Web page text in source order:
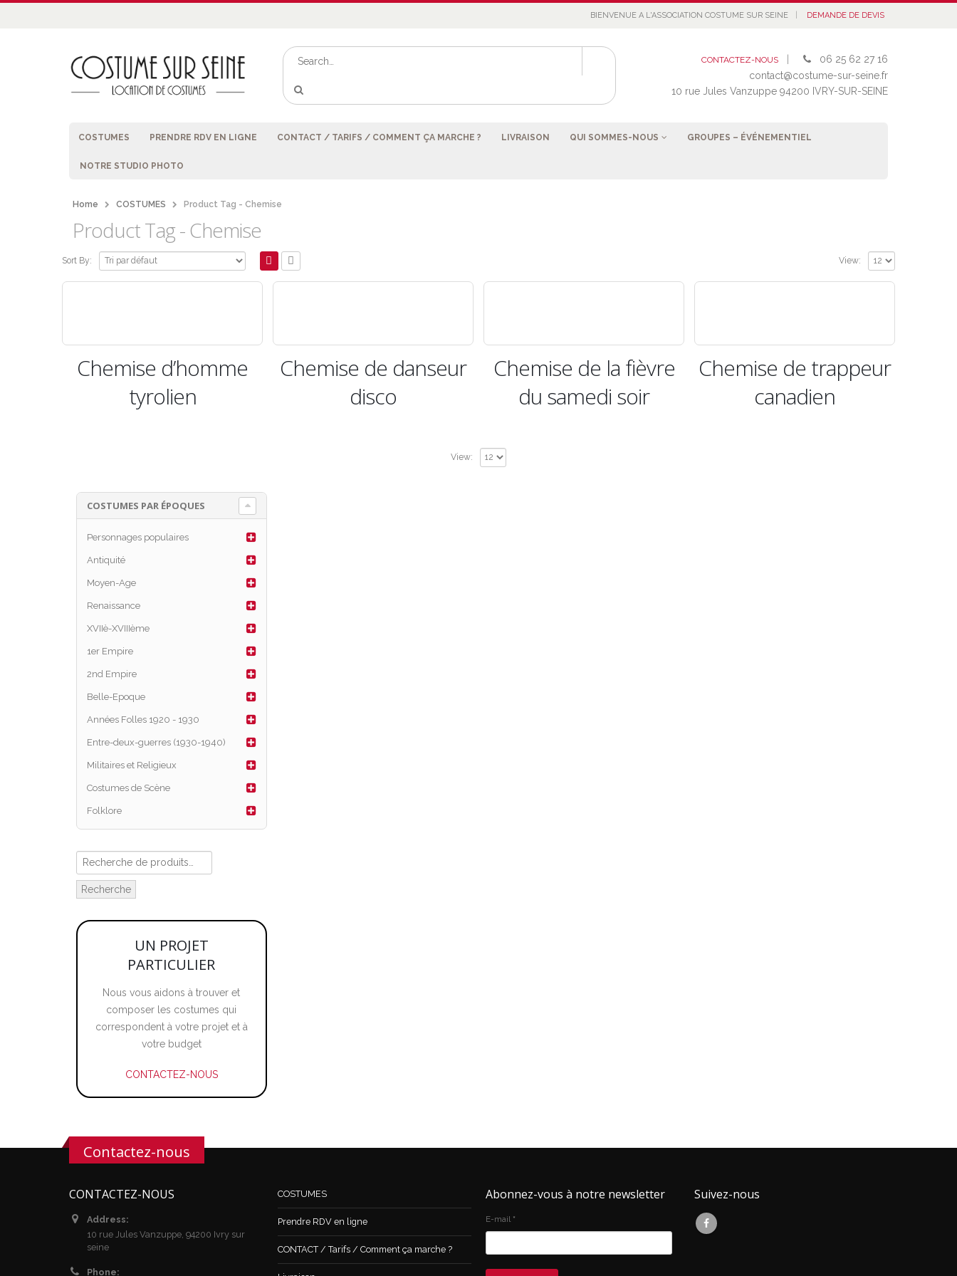
BIENVENUE A L'ASSOCIATION COSTUME SUR SEINE DEMANDE DE DEVIS
CONTACTEZ-NOUS
06 25 62 27 16
contact@costume-sur-seine.fr
10 rue Jules Vanzuppe 94200 IVRY-SUR-SEINE
COSTUMES PRENDRE RDV EN LIGNE CONTACT / TARIFS / COMMENT ÇA MARCHE ? LIVRAISON QUI SOMMES-NOUS GROUPES – ÉVÉNEMENTIEL
NOTRE STUDIO PHOTO
Home COSTUMES Product Tag - Chemise
Product Tag - Chemise
Sort By: View:
Chemise d’homme
tyrolien
Chemise de danseur
disco
Chemise de la fièvre
du samedi soir
Chemise de trappeur
canadien
View:
COSTUMES PAR ÉPOQUES
Personnages populaires
Antiquité
Moyen-Age
Renaissance
XVIIè-XVIIIème
1er Empire
2nd Empire
Belle-Epoque
Années Folles 1920 - 1930
Entre-deux-guerres (1930-1940)
Militaires et Religieux
Costumes de Scène
Folklore
Recherche
UN PROJET
PARTICULIER
Nous vous aidons à trouver et
composer les costumes qui
correspondent à votre projet et à
votre budget
CONTACTEZ-NOUS
Contactez-nous
CONTACTEZ-NOUS
Address:
10 rue Jules Vanzuppe, 94200 Ivry sur
seine
Phone:
COSTUMES
Prendre RDV en ligne
CONTACT / Tarifs / Comment ça marche ?
Abonnez-vous à notre newsletter
E-mail *
Suivez-nous